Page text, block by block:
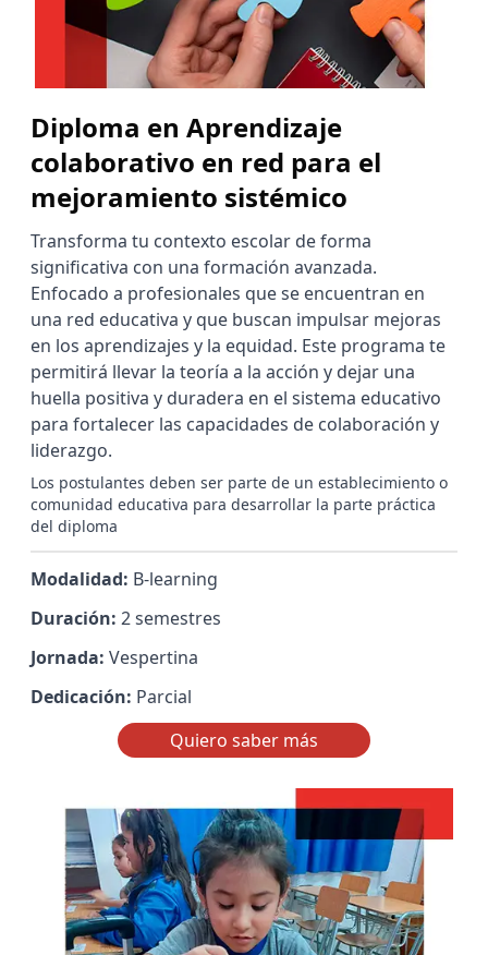
Diploma en Aprendizaje
colaborativo en red para el
mejoramiento sistémico
Transforma tu contexto escolar de forma
significativa con una formación avanzada.
Enfocado a profesionales que se encuentran en
una red educativa y que buscan impulsar mejoras
en los aprendizajes y la equidad. Este programa te
permitirá llevar la teoría a la acción y dejar una
huella positiva y duradera en el sistema educativo
para fortalecer las capacidades de colaboración y
liderazgo.
Los postulantes deben ser parte de un establecimiento o
comunidad educativa para desarrollar la parte práctica
del diploma
Modalidad: B-learning
Duración: 2 semestres
Jornada: Vespertina
Dedicación: Parcial
Quiero saber más